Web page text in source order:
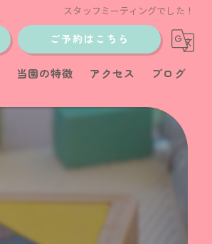
スタッフミーティングでした！
ご予約はこちら
当園の特徴 アクセス ブログ